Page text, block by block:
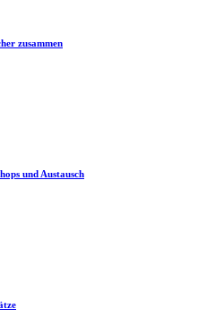
zusammen
und Austausch